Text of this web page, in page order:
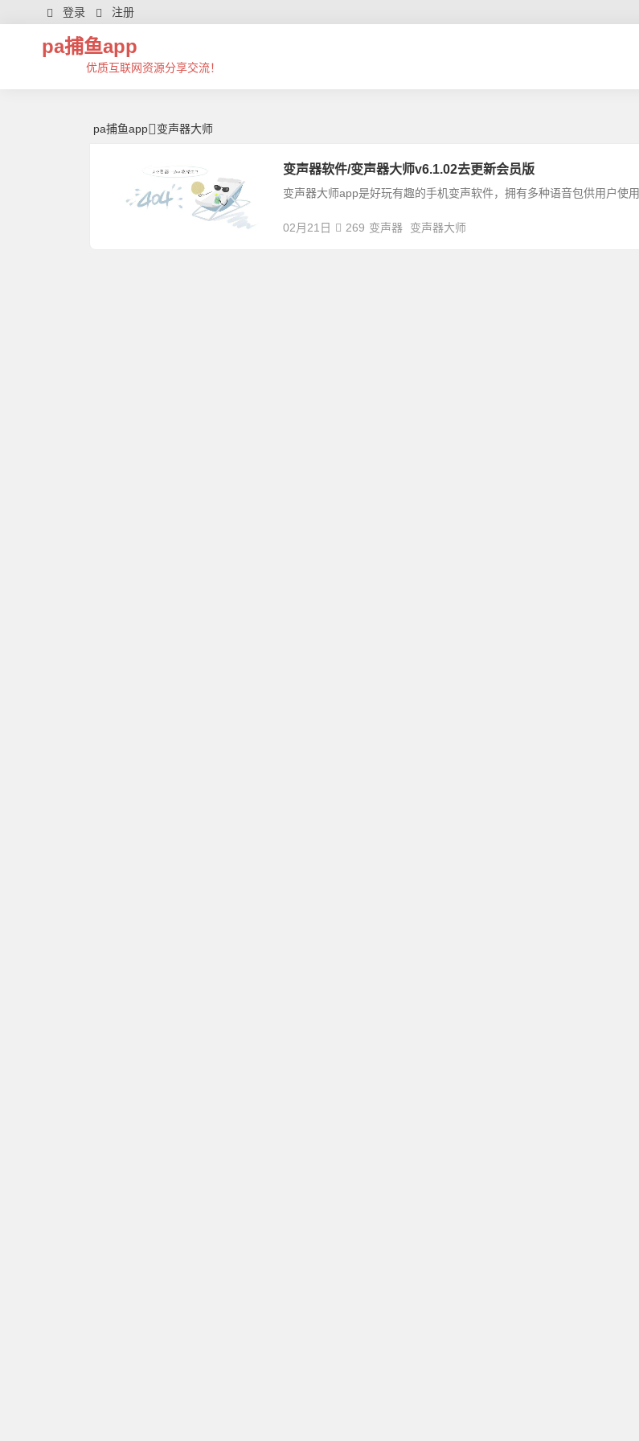
变声器大师 | 芊芊精典-pa捕鱼app
登录 注册
pa捕鱼app
优质互联网资源分享交流！
pa捕鱼app 变声器大师
变声器软件/变声器大师v6.1.02去更新会员版
变声器大师app是好玩有趣的手机变声软件，拥有多种语音包供用户使用
02月21日 269 变声器 变声器大师